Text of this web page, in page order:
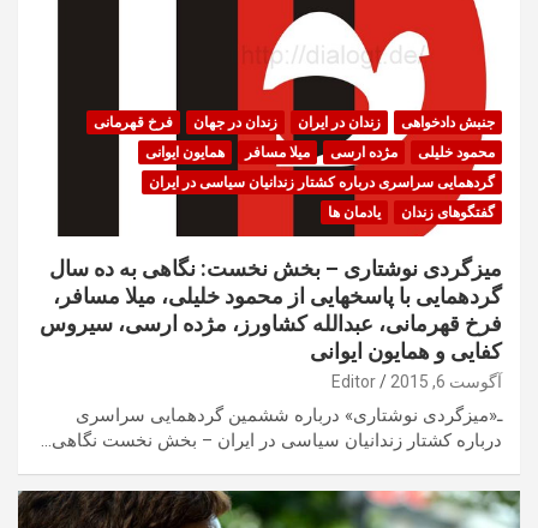
جنبش دادخواهی زندان در ایران زندان در جهان
فرخ قهرمانی
محمود خلیلی
مژده ارسی میلا مسافر
همایون ایوانی
گردهمایی سراسری درباره کشتار زندانیان سیاسی در ایران
گفتگوهای زندان
یادمان ها
میزگردی نوشتاری – بخش نخست: نگاهی به ده سال
گردهمایی با پاسخهایی از محمود خلیلی، میلا مسافر،
فرخ قهرمانی، عبدالله کشاورز، مژده ارسی، سیروس
کفایی و همایون ایوانی
آگوست 6, 2015 Editor
ـ«میزگردی نوشتاری» درباره ششمین گردهمایی سراسری
درباره کشتار زندانیان سیاسی در ایران – بخش نخست نگاهی…